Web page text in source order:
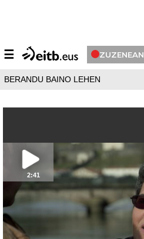
☰ ZUZENEAN
BERANDU BAINO LEHEN
2:41